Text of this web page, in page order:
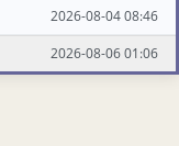
2026-08-04 08:46
2026-08-06 01:06